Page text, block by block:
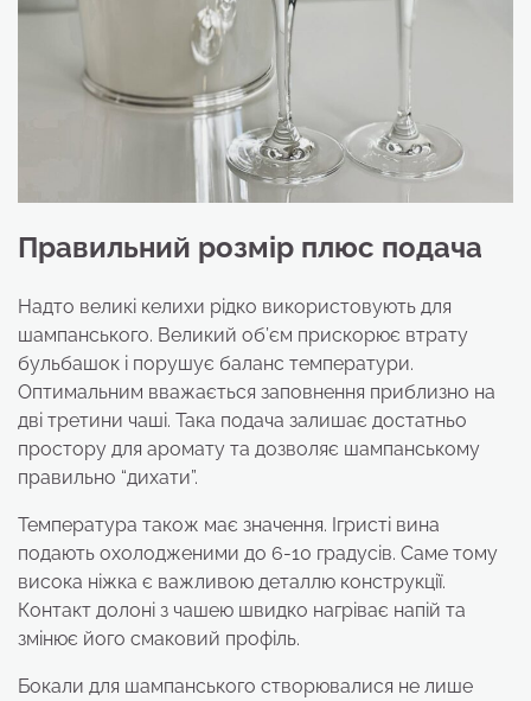
Правильний розмір плюс подача
Надто великі келихи рідко використовують для
шампанського. Великий об’єм прискорює втрату
бульбашок і порушує баланс температури.
Оптимальним вважається заповнення приблизно на
дві третини чаші. Така подача залишає достатньо
простору для аромату та дозволяє шампанському
правильно “дихати”.
Температура також має значення. Ігристі вина
подають охолодженими до 6-10 градусів. Саме тому
висока ніжка є важливою деталлю конструкції.
Контакт долоні з чашею швидко нагріває напій та
змінює його смаковий профіль.
Бокали для шампанського створювалися не лише